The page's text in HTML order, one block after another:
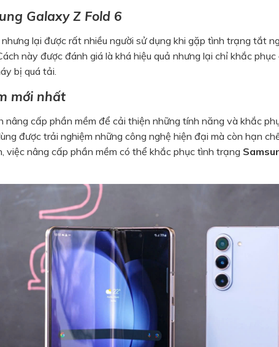
Galaxy Z Fold 6
lại được rất nhiều người sử dụng khi gặp tình trạng tắt
này được đánh giá là khá hiệu quả nhưng lại chỉ khắc
bị quá tải.
mới nhất
nâng cấp phần mềm để cải thiện những tính năng và khắc
được trải nghiệm những công nghệ hiện đại mà còn hạn
việc nâng cấp phần mềm có thể khắc phục tình trạng